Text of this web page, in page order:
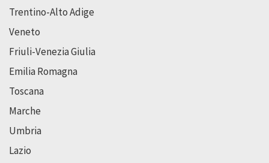
Trentino-Alto Adige
Veneto
Friuli-Venezia Giulia
Emilia Romagna
Toscana
Marche
Umbria
Lazio